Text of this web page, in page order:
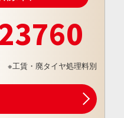
※工賃・廃タイヤ処理料別